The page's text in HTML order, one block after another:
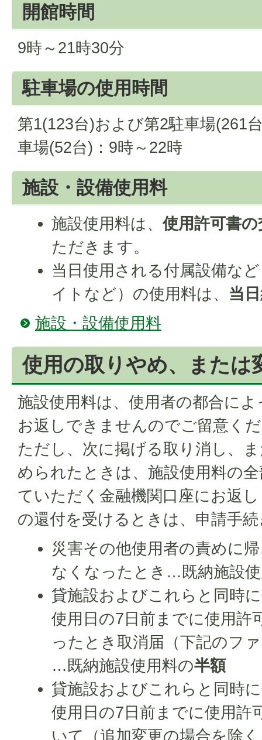
開館時間
9時～21時30分
駐車場の使用時間
第1(123台)および第2駐車場(261
車場(52台)：9時～22時
施設・設備使用料
施設使用料は、使用許可書
ただきます。
当日使用される付属設備な
イトなど）の使用料は、 当日
施設・設備使用料
使用の取りやめ、または
施設使用料は、使用者の都合に
お返しできませんのでご留意く
ただし、次に掲げる取り消し、
められたときは、施設使用料の
ていただく金融機関口座にお返
の還付を受けるときは、申請手
災害その他使用者の責めに
なくなったとき…既納施設
貸施設およびこれらと同時
使用日の7日前までに使用許
ったとき取消届（下記のフ
…既納施設使用料の半額
貸施設およびこれらと同時
使用日の7日前までに使用許
いて（追加変更の場合を除